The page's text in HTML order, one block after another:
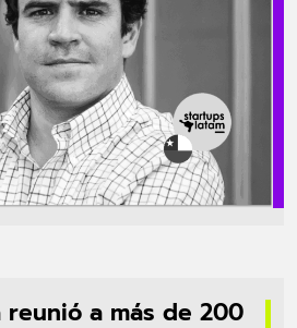
reunió a más de 200